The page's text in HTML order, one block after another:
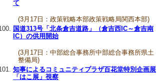
て
(3月17日：政策戦略本部政策戦略局関西本部)
国道313号「北条倉吉道路」（倉吉西IC～倉吉南
IC）の供用開始
(3月17日：中部総合事務所中部総合事務所県土
整備局)
知事によるコミュニティプラザ百花堂特別企画展
「はこ展」視察